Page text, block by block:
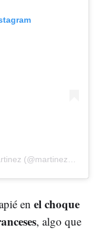
Una publicación compartida por Hôtel Martinez (@martinezhotel)
en el choque
, algo que